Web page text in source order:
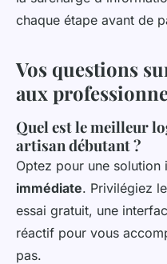
chaque étape avant de
Vos questions
aux
Quel est le meilleur
artisan débutant ?
Optez pour une solution
immédiate. Privilégiez
essai gratuit, une
réactif pour vous
pas.